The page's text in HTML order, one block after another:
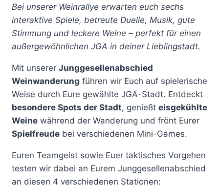
Bei unserer Weinrallye erwarten euch sechs
interaktive Spiele, betreute Duelle, Musik, gute
Stimmung und leckere Weine – perfekt für einen
außergewöhnlichen JGA in deiner Lieblingstadt.
Mit unserer Junggesellenabschied
Weinwanderung führen wir Euch auf spielerische
Weise durch Eure gewählte JGA-Stadt. Entdeckt
besondere Spots der Stadt, genießt eisgekühlte
Weine während der Wanderung und frönt Eurer
Spielfreude bei verschiedenen Mini-Games.
Euren Teamgeist sowie Euer taktisches Vorgehen
testen wir dabei an Eurem Junggesellenabschied
an diesen 4 verschiedenen Stationen: